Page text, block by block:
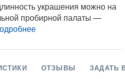
украшения можно на
пробирной палаты —
ОТЗЫВЫ ЗАДАТЬ